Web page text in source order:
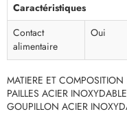
Caractéristiques
Contact
alimentaire
Oui
MATIERE ET COMPOSITION
PAILLES ACIER
GOUPILLON ACIER